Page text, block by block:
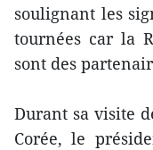
soulignant les
tournées car la
sont des
Durant sa visite
Corée, le